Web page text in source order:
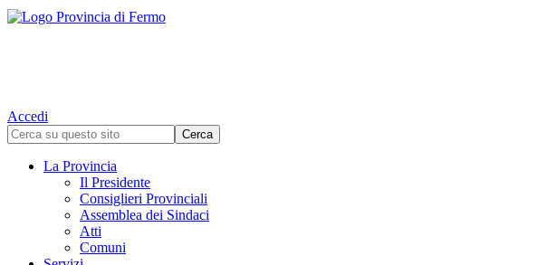
Accedi
La Provincia
Il Presidente
Consiglieri Provinciali
Assemblea dei Sindaci
Atti
Comuni